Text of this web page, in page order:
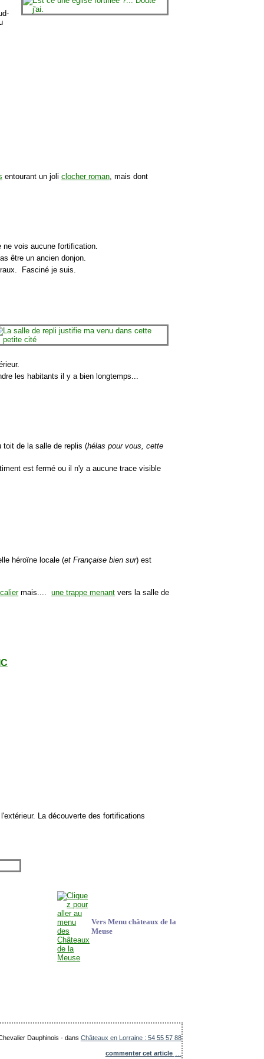
entourant un joliclocher roman , mais dont
ne vois aucune fortification.
être un ancien donjon.
Fasciné je suis.
les habitants il y a bien longtemps...
toit de la salle de replis (hélas pour vous, cette
est fermé ou il n'y a aucune trace visible
héroïne locale (et Française bien sur) est
mais....une trappe menant vers la salle de
La découverte des fortifications
Vers Menu châteaux de la
Meuse
Dauphinois -dans Châteaux en Lorraine : 54 55 57 88
commenter cet article